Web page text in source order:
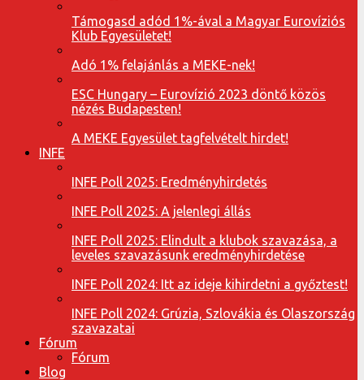
Támogasd adód 1%-ával a Magyar Eurovíziós
Klub Egyesületet!
Adó 1% felajánlás a MEKE-nek!
ESC Hungary – Eurovízió 2023 döntő közös
nézés Budapesten!
A MEKE Egyesület tagfelvételt hirdet!
INFE
INFE Poll 2025: Eredményhirdetés
INFE Poll 2025: A jelenlegi állás
INFE Poll 2025: Elindult a klubok szavazása, a
leveles szavazásunk eredményhirdetése
INFE Poll 2024: Itt az ideje kihirdetni a győztest!
INFE Poll 2024: Grúzia, Szlovákia és Olaszország
szavazatai
Fórum
Fórum
Blog